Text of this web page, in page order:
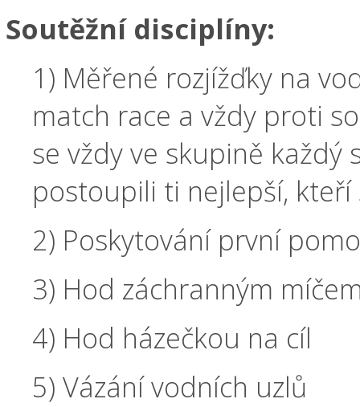
Soutěžní disciplíny:
1) Měřené rozjížďky na
match race a vždy proti
se vždy ve skupině každý
postoupili ti nejlepší,
2) Poskytování první
3) Hod záchranným
4) Hod házečkou na cíl
5) Vázání vodních uzlů